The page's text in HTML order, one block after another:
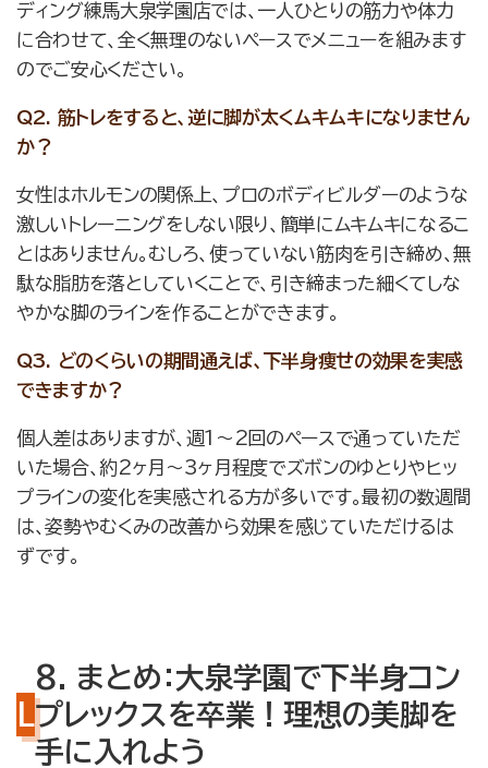
ディング練馬大泉学園店では、一人ひとりの筋力や体力
に合わせて、全く無理のないペースでメニューを組みます
のでご安心ください。
Q2. 筋トレをすると、逆に脚が太くムキムキになりません
か？
女性はホルモンの関係上、プロのボディビルダーのような
激しいトレーニングをしない限り、簡単にムキムキになるこ
とはありません。むしろ、使っていない筋肉を引き締め、無
駄な脂肪を落としていくことで、引き締まった細くてしな
やかな脚のラインを作ることができます。
Q3. どのくらいの期間通えば、下半身痩せの効果を実感
できますか？
個人差はありますが、週1〜2回のペースで通っていただ
いた場合、約2ヶ月〜3ヶ月程度でズボンのゆとりやヒッ
プラインの変化を実感される方が多いです。最初の数週間
は、姿勢やむくみの改善から効果を感じていただけるは
ずです。
8. まとめ：大泉学園で下半身コン
プレックスを卒業！理想の美脚を
手に入れよう